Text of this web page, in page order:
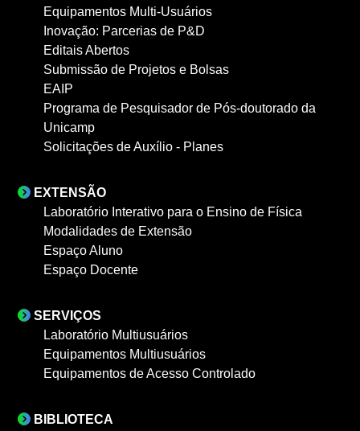
Equipamentos Multi-Usuários
Inovação: Parcerias de P&D
Editais Abertos
Submissão de Projetos e Bolsas
EAIP
Programa de Pesquisador de Pós-doutorado da
Unicamp
Solicitações de Auxílio - Planes
EXTENSÃO
Laboratório Interativo para o Ensino de Física
Modalidades de Extensão
Espaço Aluno
Espaço Docente
SERVIÇOS
Laboratório Multiusuários
Equipamentos Multiusuários
Equipamentos de Acesso Controlado
BIBLIOTECA